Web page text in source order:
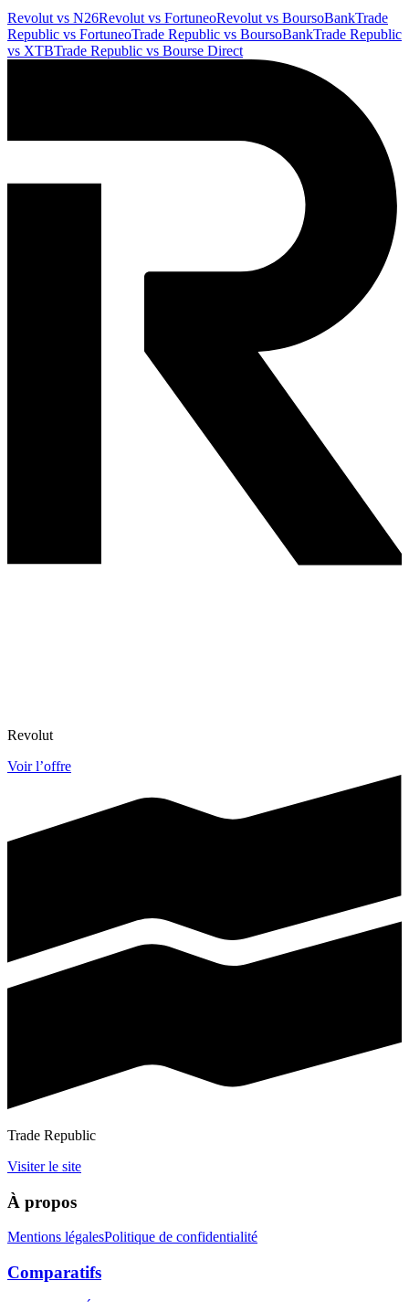
Revolut vs N26Revolut vs FortuneoRevolut vs BoursoBankTrade
Republic vs FortuneoTrade Republic vs BoursoBankTrade Republic
vs XTBTrade Republic vs Bourse Direct
Revolut
Voir l’offre
Trade Republic
Visiter le site
À propos
Mentions légalesPolitique de confidentialité
Comparatifs